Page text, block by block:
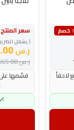
لاحقاً
سعر المنتج
( يشمل
ر.س2,637.00
ر.س3,665.00
قسّمها